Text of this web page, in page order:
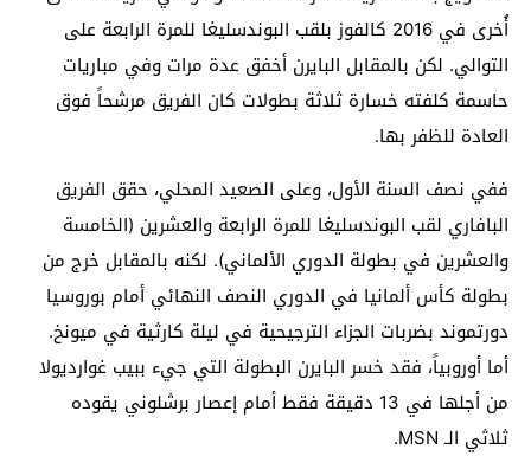
أُخرى في 2016 كالفوز بلقب البوندسليغا للمرة الرابعة على
التوالي. لكن بالمقابل البايرن أخفق عدة مرات وفي مباريات
حاسمة كلفته خسارة ثلاثة بطولات كان الفريق مرشحاً فوق
العادة للظفر بها.
ففي نصف السنة الأول، وعلى الصعيد المحلي، حقق الفريق
البافاري لقب البوندسليغا للمرة الرابعة والعشرين (الخامسة
والعشرين في بطولة الدوري الألماني). لكنه بالمقابل خرج من
بطولة كأس ألمانيا في الدوري النصف النهائي أمام بوروسيا
دورتموند بضربات الجزاء الترجيحية في ليلة كارثية في ميونخ.
أما أوروبياً، فقد خسر البايرن البطولة التي جيء ببيب غوارديولا
من أجلها في 13 دقيقة فقط أمام إعصار برشلوني يقوده
ثلاثي الـ MSN.